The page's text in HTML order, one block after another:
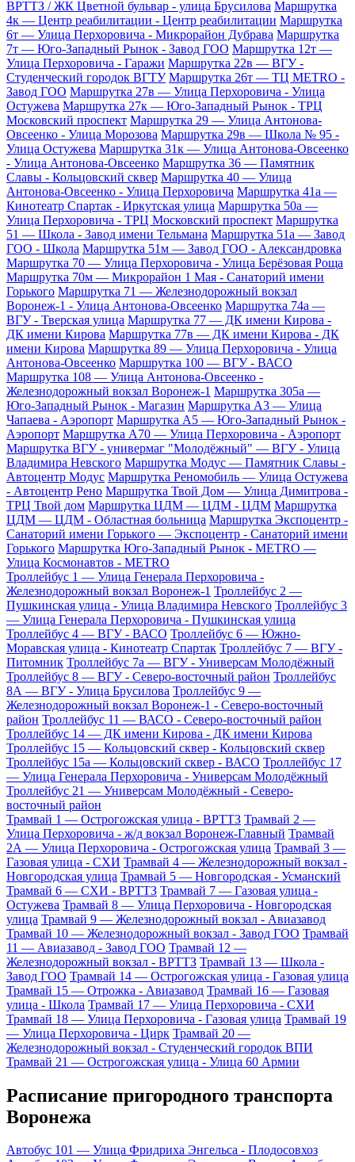
ВРТТЗ / ЖК Цветной бульвар - улица Брусилова Маршрутка
4к — Центр реабилитации - Центр реабилитации Маршрутка
6т — Улица Перхоровича - Микрорайон Дубрава Маршрутка
7т — Юго-Западный Рынок - Завод ГОО Маршрутка 12т —
Улица Перхоровича - Гаражи Маршрутка 22в — ВГУ -
Студенческий городок ВГТУ Маршрутка 26т — ТЦ METRO -
Завод ГОО Маршрутка 27в — Улица Перхоровича - Улица
Остужева Маршрутка 27к — Юго-Западный Рынок - ТРЦ
Московский проспект Маршрутка 29 — Улица Антонова-
Овсеенко - Улица Морозова Маршрутка 29в — Школа № 95 -
Улица Остужева Маршрутка 31к — Улица Антонова-Овсеенко
- Улица Антонова-Овсеенко Маршрутка 36 — Памятник
Славы - Кольцовский сквер Маршрутка 40 — Улица
Антонова-Овсеенко - Улица Перхоровича Маршрутка 41а —
Кинотеатр Спартак - Иркутская улица Маршрутка 50а —
Улица Перхоровича - ТРЦ Московский проспект Маршрутка
51 — Школа - Завод имени Тельмана Маршрутка 51а — Завод
ГОО - Школа Маршрутка 51м — Завод ГОО - Александровка
Маршрутка 70 — Улица Перхоровича - Улица Берёзовая Роща
Маршрутка 70м — Микрорайон 1 Мая - Санаторий имени
Горького Маршрутка 71 — Железнодорожный вокзал
Воронеж-1 - Улица Антонова-Овсеенко Маршрутка 74а —
ВГУ - Тверская улица Маршрутка 77 — ДК имени Кирова -
ДК имени Кирова Маршрутка 77в — ДК имени Кирова - ДК
имени Кирова Маршрутка 89 — Улица Перхоровича - Улица
Антонова-Овсеенко Маршрутка 100 — ВГУ - ВАСО
Маршрутка 108 — Улица Антонова-Овсеенко -
Железнодорожный вокзал Воронеж-1 Маршрутка 305а —
Юго-Западный Рынок - Магазин Маршрутка А3 — Улица
Чапаева - Аэропорт Маршрутка А5 — Юго-Западный Рынок -
Аэропорт Маршрутка А70 — Улица Перхоровича - Аэропорт
Маршрутка ВГУ - универмаг "Молодёжный" — ВГУ - Улица
Владимира Невского Маршрутка Модус — Памятник Славы -
Автоцентр Модус Маршрутка Реномобиль — Улица Остужева
- Автоцентр Рено Маршрутка Твой Дом — Улица Димитрова -
ТРЦ Твой дом Маршрутка ЦДМ — ЦДМ - ЦДМ Маршрутка
ЦДМ — ЦДМ - Областная больница Маршрутка Экспоцентр -
Санаторий имени Горького — Экспоцентр - Санаторий имени
Горького Маршрутка Юго-Западный Рынок - METRO —
Улица Космонавтов - METRO
Троллейбус 1 — Улица Генерала Перхоровича -
Железнодорожный вокзал Воронеж-1 Троллейбус 2 —
Пушкинская улица - Улица Владимира Невского Троллейбус 3
— Улица Генерала Перхоровича - Пушкинская улица
Троллейбус 4 — ВГУ - ВАСО Троллейбус 6 — Южно-
Моравская улица - Кинотеатр Спартак Троллейбус 7 — ВГУ -
Питомник Троллейбус 7а — ВГУ - Универсам Молодёжный
Троллейбус 8 — ВГУ - Северо-восточный район Троллейбус
8А — ВГУ - Улица Брусилова Троллейбус 9 —
Железнодорожный вокзал Воронеж-1 - Северо-восточный
район Троллейбус 11 — ВАСО - Северо-восточный район
Троллейбус 14 — ДК имени Кирова - ДК имени Кирова
Троллейбус 15 — Кольцовский сквер - Кольцовский сквер
Троллейбус 15а — Кольцовский сквер - ВАСО Троллейбус 17
— Улица Генерала Перхоровича - Универсам Молодёжный
Троллейбус 21 — Универсам Молодёжный - Северо-
восточный район
Трамвай 1 — Острогожская улица - ВРТТЗ Трамвай 2 —
Улица Перхоровича - ж/д вокзал Воронеж-Главный Трамвай
2А — Улица Перхоровича - Острогожская улица Трамвай 3 —
Газовая улица - СХИ Трамвай 4 — Железнодорожный вокзал -
Новгородская улица Трамвай 5 — Новгородская - Усманский
Трамвай 6 — СХИ - ВРТТЗ Трамвай 7 — Газовая улица -
Остужева Трамвай 8 — Улица Перхоровича - Новгородская
улица Трамвай 9 — Железнодорожный вокзал - Авиазавод
Трамвай 10 — Железнодорожный вокзал - Завод ГОО Трамвай
11 — Авиазавод - Завод ГОО Трамвай 12 —
Железнодорожный вокзал - ВРТТЗ Трамвай 13 — Школа -
Завод ГОО Трамвай 14 — Острогожская улица - Газовая улица
Трамвай 15 — Отрожка - Авиазавод Трамвай 16 — Газовая
улица - Школа Трамвай 17 — Улица Перхоровича - СХИ
Трамвай 18 — Улица Перхоровича - Газовая улица Трамвай 19
— Улица Перхоровича - Цирк Трамвай 20 —
Железнодорожный вокзал - Студенческий городок ВПИ
Трамвай 21 — Острогожская улица - Улица 60 Армии
Расписание пригородного транспорта
Воронежа
Автобус 101 — Улица Фридриха Энгельса - Плодосовхоз